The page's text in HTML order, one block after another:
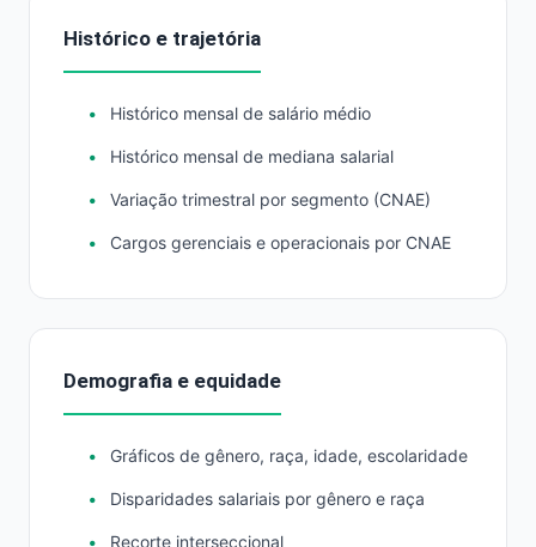
Histórico e trajetória
Histórico mensal de salário médio
Histórico mensal de mediana salarial
Variação trimestral por segmento (CNAE)
Cargos gerenciais e operacionais por CNAE
Demografia e equidade
Gráficos de gênero, raça, idade, escolaridade
Disparidades salariais por gênero e raça
Recorte interseccional